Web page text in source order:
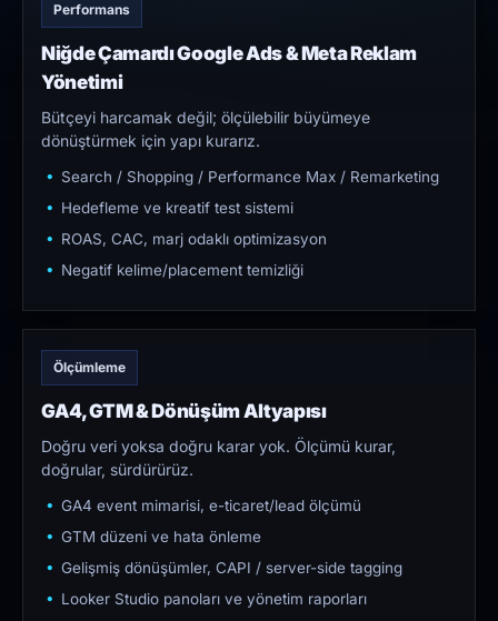
Performans
Niğde Çamardı Google Ads & Meta Reklam
Yönetimi
Bütçeyi harcamak değil; ölçülebilir büyümeye
dönüştürmek için yapı kurarız.
Search / Shopping / Performance Max / Remarketing
Hedefleme ve kreatif test sistemi
ROAS, CAC, marj odaklı optimizasyon
Negatif kelime/placement temizliği
Ölçümleme
GA4, GTM & Dönüşüm Altyapısı
Doğru veri yoksa doğru karar yok. Ölçümü kurar,
doğrular, sürdürürüz.
GA4 event mimarisi, e-ticaret/lead ölçümü
GTM düzeni ve hata önleme
Gelişmiş dönüşümler, CAPI / server-side tagging
Looker Studio panoları ve yönetim raporları